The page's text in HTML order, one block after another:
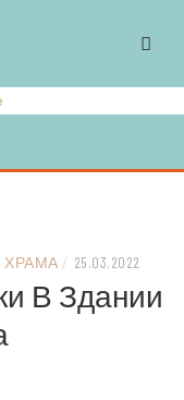
/ 25.03.2022
В Здании